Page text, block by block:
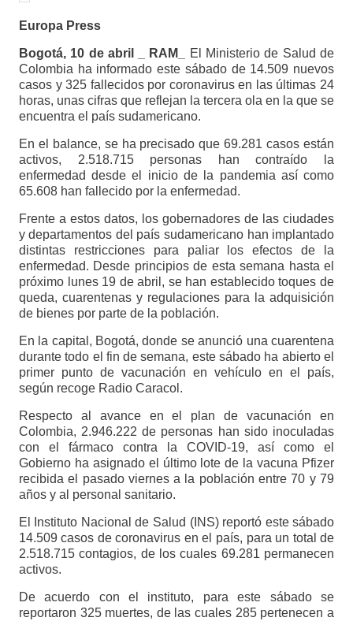
Europa Press
Bogotá, 10 de abril _ RAM_
El Ministerio de Salud de
Colombia ha informado este sábado de 14.509 nuevos
casos y 325 fallecidos por coronavirus en las últimas 24
horas, unas cifras que reflejan la tercera ola en la que se
encuentra el país sudamericano.
En el balance, se ha precisado que 69.281 casos están
activos, 2.518.715 personas han contraído la
enfermedad desde el inicio de la pandemia así como
65.608 han fallecido por la enfermedad.
Frente a estos datos, los gobernadores de las ciudades
y departamentos del país sudamericano han implantado
distintas restricciones para paliar los efectos de la
enfermedad. Desde principios de esta semana hasta el
próximo lunes 19 de abril, se han establecido toques de
queda, cuarentenas y regulaciones para la adquisición
de bienes por parte de la población.
En la capital, Bogotá, donde se anunció una cuarentena
durante todo el fin de semana, este sábado ha abierto el
primer punto de vacunación en vehículo en el país,
según recoge Radio Caracol.
Respecto al avance en el plan de vacunación en
Colombia, 2.946.222 de personas han sido inoculadas
con el fármaco contra la COVID-19, así como el
Gobierno ha asignado el último lote de la vacuna Pfizer
recibida el pasado viernes a la población entre 70 y 79
años y al personal sanitario.
El Instituto Nacional de Salud (INS) reportó este sábado
14.509 casos de coronavirus en el país, para un total de
2.518.715 contagios, de los cuales 69.281 permanecen
activos.
De acuerdo con el instituto, para este sábado se
reportaron 325 muertes, de las cuales 285 pertenecen a